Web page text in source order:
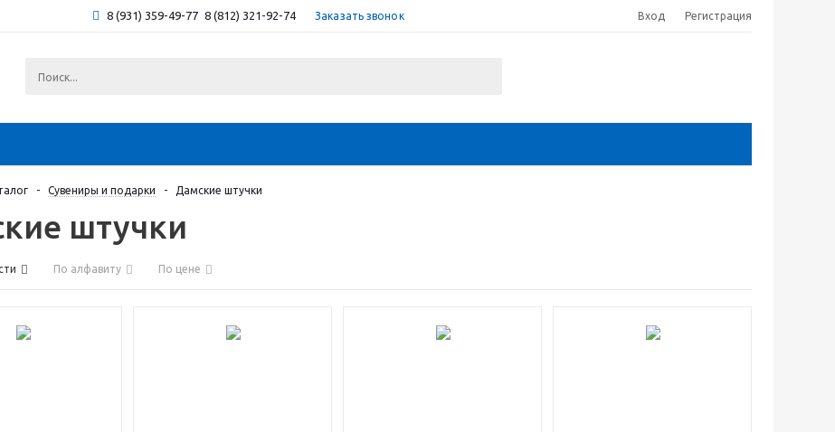
8 (931) 359-49-77 8 (812) 321-92-74 Заказать звонок Вход Регистрация
- Сувениры и подарки - Дамские штучки
штучки
По алфавиту По цене